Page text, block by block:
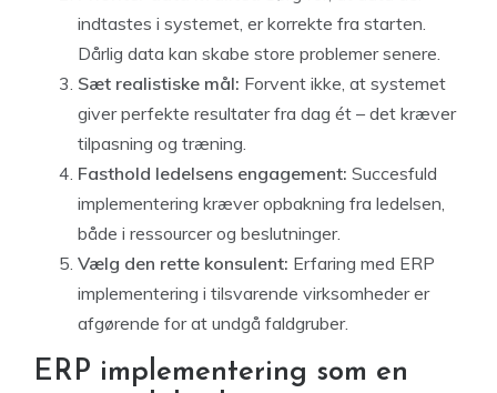
indtastes i systemet, er korrekte fra starten.
Dårlig data kan skabe store problemer senere.
Sæt realistiske mål: Forvent ikke, at systemet
giver perfekte resultater fra dag ét – det kræver
tilpasning og træning.
Fasthold ledelsens engagement: Succesfuld
implementering kræver opbakning fra ledelsen,
både i ressourcer og beslutninger.
Vælg den rette konsulent: Erfaring med ERP
implementering i tilsvarende virksomheder er
afgørende for at undgå faldgruber.
ERP implementering som en